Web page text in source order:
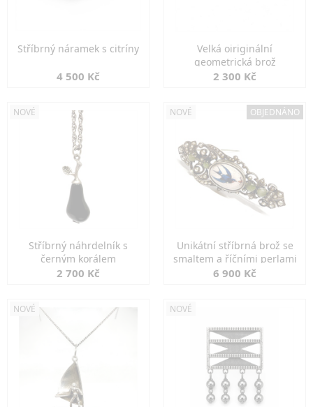
Stříbrný náramek s citríny
4 500 Kč
Velká oiriginální
geometrická brož
2 300 Kč
NOVÉ
Stříbrný náhrdelník s
černým korálem
2 700 Kč
NOVÉ OBJEDNÁNO
Unikátní stříbrná brož se
smaltem a říčními perlami
6 900 Kč
NOVÉ NOVÉ